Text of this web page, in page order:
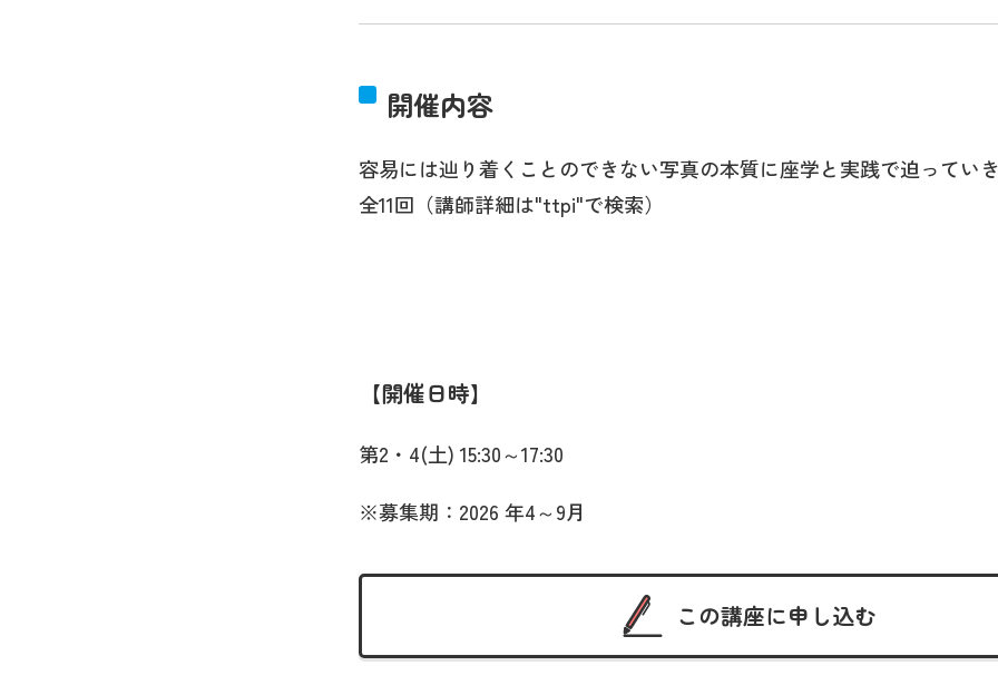
開催内容
容易には辿り着くことのできない写真の本質に座学と実践で迫ってい
全11回（講師詳細は"ttpi"で検索）
開催日時
第2・4(土) 15:30～17:30
※募集期：2026 年4～9月
この講座に申し込む